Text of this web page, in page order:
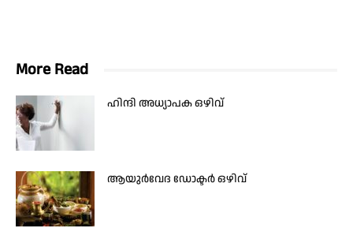
More Read
ഹിന്ദി അധ്യാപക ഒഴിവ്
ആയുർവേദ ഡോക്ടർ ഒഴിവ്